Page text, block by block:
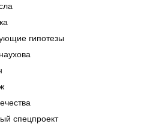
гипотезы
спецпроект